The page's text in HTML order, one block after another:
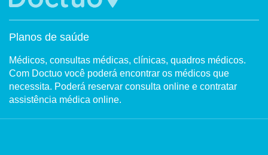
Planos de saúde
Médicos, consultas médicas, clínicas, quadros médicos.
Com Doctuo você poderá encontrar os médicos que
necessita. Poderá reservar consulta online e contratar
assistência médica online.